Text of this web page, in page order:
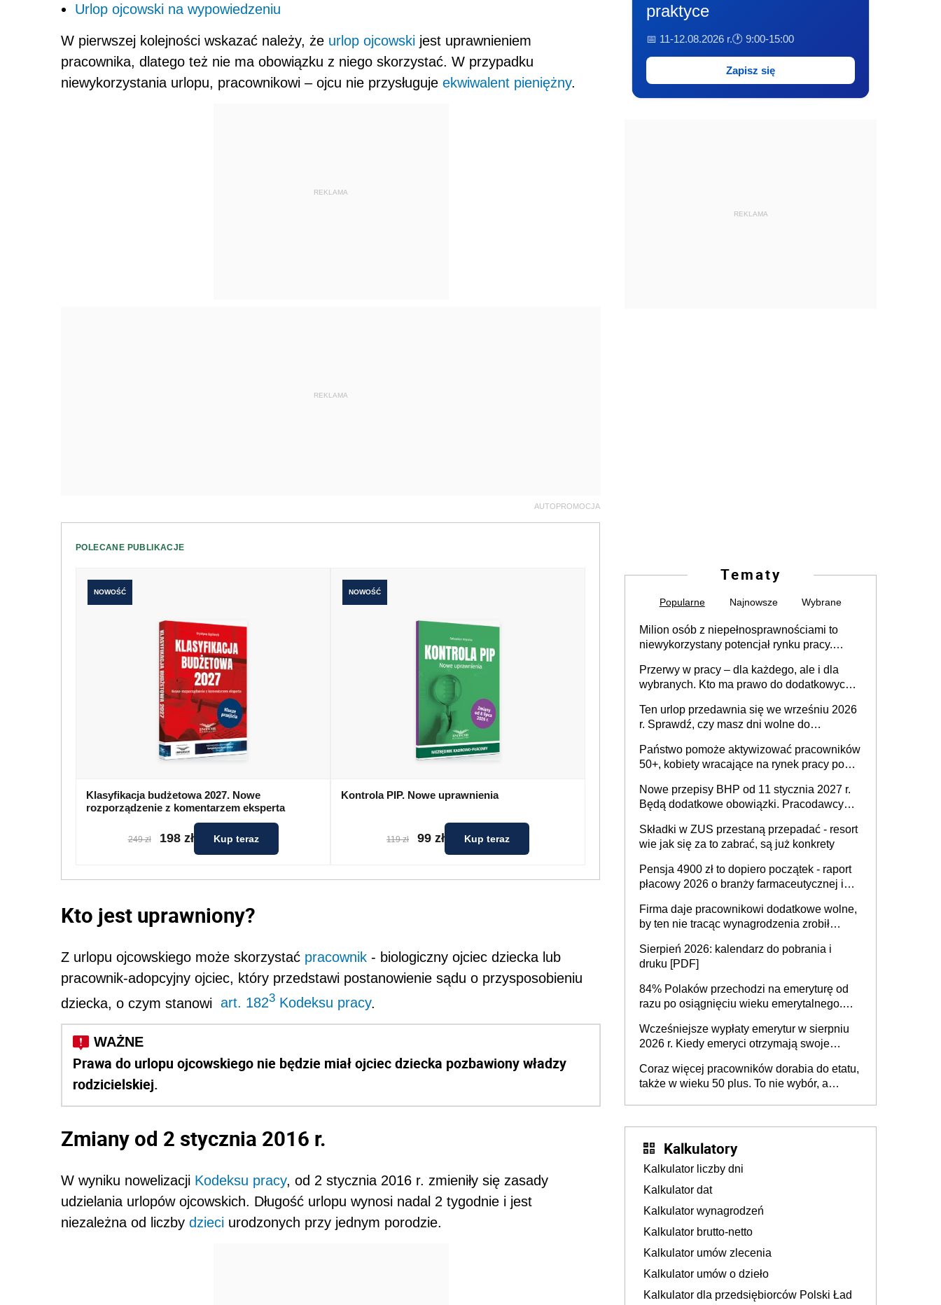
Urlop ojcowski na wypowiedzeniu
W pierwszej kolejności wskazać należy, że urlop ojcowski jest uprawnieniem
pracownika, dlatego też nie ma obowiązku z niego skorzystać. W przypadku
niewykorzystania urlopu, pracownikowi – ojcu nie przysługuje ekwiwalent pieniężny.
REKLAMA
REKLAMA
AUTOPROMOCJA
POLECANE PUBLIKACJE
NOWOŚĆ
Klasyfikacja budżetowa 2027. Nowe
rozporządzenie z komentarzem eksperta
249 zł 198 zł Kup teraz
NOWOŚĆ
Kontrola PIP. Nowe uprawnienia
119 zł 99 zł Kup teraz
Kto jest uprawniony?
Z urlopu ojcowskiego może skorzystać pracownik - biologiczny ojciec dziecka lub
pracownik-adopcyjny ojciec, który przedstawi postanowienie sądu o przysposobieniu
dziecka, o czym stanowi art. 1823 Kodeksu pracy.
Prawa do urlopu ojcowskiego nie będzie miał ojciec dziecka pozbawiony władzy
rodzicielskiej.
Zmiany od 2 stycznia 2016 r.
W wyniku nowelizacji Kodeksu pracy, od 2 stycznia 2016 r. zmieniły się zasady
udzielania urlopów ojcowskich. Długość urlopu wynosi nadal 2 tygodnie i jest
niezależna od liczby dzieci urodzonych przy jednym porodzie.
praktyce
📅 11-12.08.2026 r.🕐 9:00-15:00
Zapisz się
REKLAMA
Tematy
Popularne Najnowsze Wybrane
Milion osób z niepełnosprawnościami to
niewykorzystany potencjał rynku pracy.
dofinansowań czy refundacji, ale bariery po
stronie systemu i świadomości
pracodawców [WYWIAD]
Przerwy w pracy – dla każdego, ale i dla
wybranych. Kto ma prawo do dodatkowych
Ten urlop przedawnia się we wrześniu 2026
r. Sprawdź, czy masz dni wolne do
Państwo pomoże aktywizować pracowników
50+, kobiety wracające na rynek pracy po
osoby neuroatypowe. Powstanie Fundusz
na rzecz Inkluzywności w Zatrudnianiu?
Nowe przepisy BHP od 11 stycznia 2027 r.
Będą dodatkowe obowiązki. Pracodawcy
Składki w ZUS przestaną przepadać - resort
wie jak się za to zabrać, są już konkrety
Pensja 4900 zł to dopiero początek - raport
płacowy 2026 o branży farmaceutycznej i
Firma daje pracownikowi dodatkowe wolne,
by ten nie tracąc wynagrodzenia zrobił
sprawdza
Sierpień 2026: kalendarz do pobrania i
druku [PDF]
84% Polaków przechodzi na emeryturę od
razu po osiągnięciu wieku emerytalnego.
dłużej, ale czy jest w stanie? Pracownicy
45+ to siła napędowa gospodarki
Wcześniejsze wypłaty emerytur w sierpniu
2026 r. Kiedy emeryci otrzymają swoje
Coraz więcej pracowników dorabia do etatu,
także w wieku 50 plus. To nie wybór, a
Kalkulatory
Kalkulator liczby dni
Kalkulator dat
Kalkulator wynagrodzeń
Kalkulator brutto-netto
Kalkulator umów zlecenia
Kalkulator umów o dzieło
Kalkulator dla przedsiębiorców Polski Ład